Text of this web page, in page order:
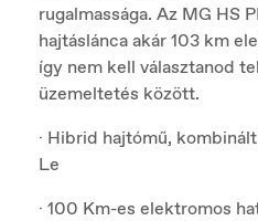
rugalmassága. Az MG HS
hajtáslánca akár 103 km
így nem kell választanod
üzemeltetés között.
· Hibrid hajtómű,
Le
· 100 Km-es elektromos